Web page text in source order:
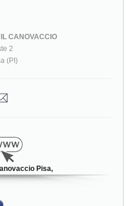
CANOVACCIO
2
(PI)
Pisa,